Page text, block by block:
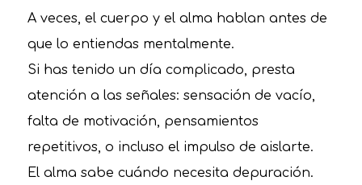
A veces, el cuerpo y el alma hablan antes de
que lo entiendas mentalmente.
Si has tenido un día complicado, presta
atención a las señales: sensación de vacío,
falta de motivación, pensamientos
repetitivos, o incluso el impulso de aislarte.
El alma sabe cuándo necesita depuración.